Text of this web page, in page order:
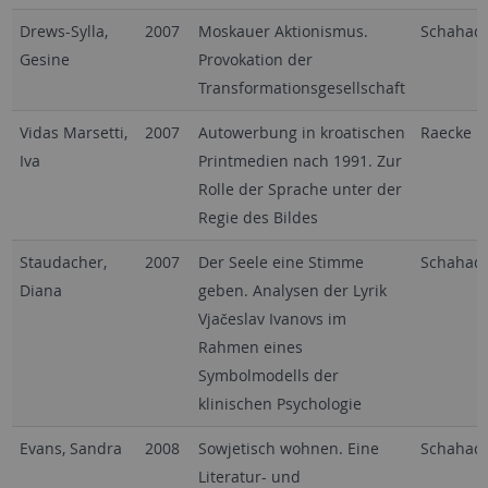
Drews-Sylla,
Gesine
2007
Moskauer Aktionismus.
Provokation der
Transformationsgesellschaft
Vidas Marsetti,
Iva
2007
Autowerbung in kroatischen
Printmedien nach 1991. Zur
Rolle der Sprache unter der
Regie des Bildes
Raecke
Staudacher,
Diana
2007
Der Seele eine Stimme
geben. Analysen der Lyrik
Vjačeslav Ivanovs im
Rahmen eines
Symbolmodells der
klinischen Psychologie
Evans, Sandra 2008
Sowjetisch wohnen. Eine
Literatur- und